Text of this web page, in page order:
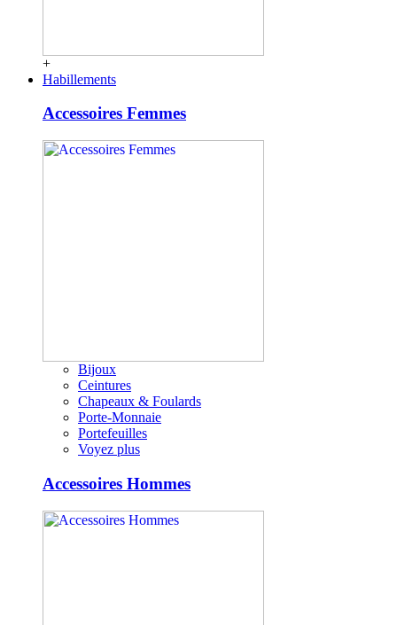
+
Habillements
Accessoires Femmes
Bijoux
Ceintures
Chapeaux & Foulards
Porte-Monnaie
Portefeuilles
Voyez plus
Accessoires Hommes